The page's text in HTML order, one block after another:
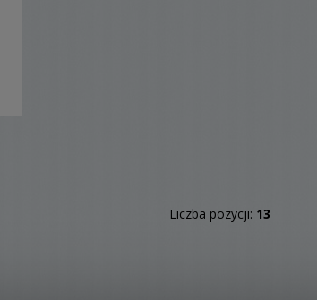
Liczba pozycji: 13